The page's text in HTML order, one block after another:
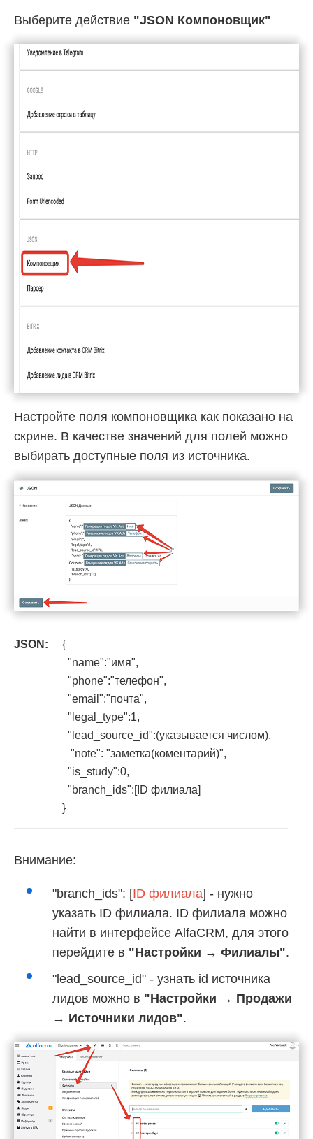
Выберите действие "JSON Компоновщик"
Настройте поля компоновщика как показано на
скрине. В качестве значений для полей можно
выбирать доступные поля из источника.
JSON:
{
"name":"имя",
"phone":"телефон",
"email":"почта",
"legal_type":1,
"lead_source_id":(указывается числом),
"note": "заметка(коментарий)",
"is_study":0,
"branch_ids":[ID филиала]
}
Внимание:
"branch_ids": [ID филиала] - нужно
указать ID филиала. ID филиала можно
найти в интерфейсе AlfaCRM, для этого
перейдите в "Настройки → Филиалы".
"lead_source_id" - узнать id источника
лидов можно в "Настройки → Продажи
→ Источники лидов".